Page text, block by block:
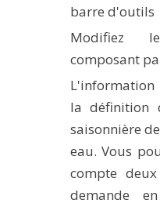
barre d'outils
Modifiez
composant
la définition
saisonnière
eau. Vous
compte
demande